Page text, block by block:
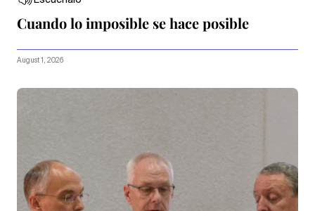
Cuando lo imposible se hace posible
August 1, 2026